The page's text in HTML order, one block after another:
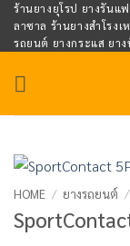
Skip
content
ร้านยางยุโรป ยางรันแ
ลาซาล ร้านยางสำโรง
รถยนต์ ยางกระแส ยา
HOME / ยางรถยนต์ /